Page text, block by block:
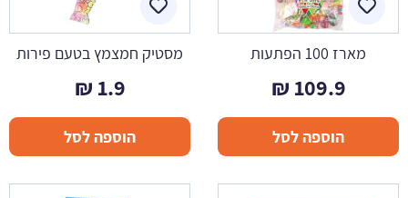
מארז 100 הפתעות
109.9
₪
הוספה לסל
מסטיק חמצמץ בטעם פירות
1.9
₪
הוספה לסל